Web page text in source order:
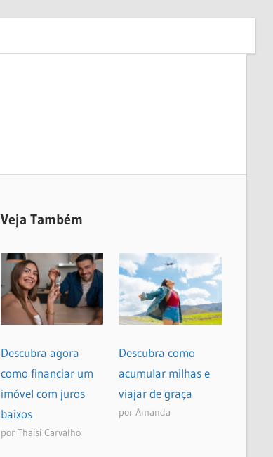
Veja Também
Descubra agora
como financiar um
imóvel com juros
baixos
por Thaisi Carvalho
Descubra como
acumular milhas e
viajar de graça
por Amanda